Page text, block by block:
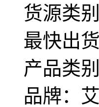
货源类
最快出
产品类
品牌：